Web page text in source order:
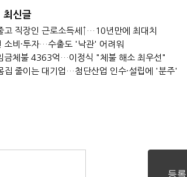
최신글
고 직장인 근로소득세↑…10년만에 최대치
소비·투자…수출도 '낙관' 어려워
금체불 4363억…이정식 "체불 해소 최우선"
집 줄이는 대기업…첨단산업 인수·설립에 '분주'